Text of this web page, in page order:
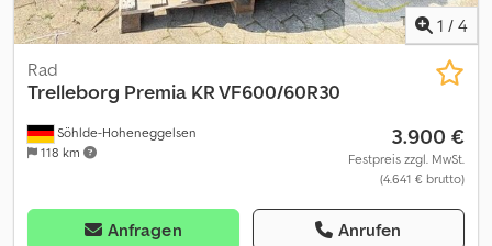
1 / 4
Söhlde-Hoheneggelsen
118 km
Rad
Trelleborg Premia KR VF600/60R30
3.900 €
Festpreis zzgl. MwSt.
(4.641 € brutto)
Anfragen Anrufen